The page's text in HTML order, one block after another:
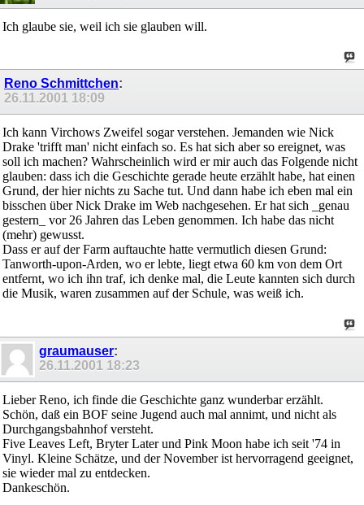
Ich glaube sie, weil ich sie glauben will.
Reno Schmittchen:
26.11.2001 18:09
Ich kann Virchows Zweifel sogar verstehen. Jemanden wie Nick
Drake 'trifft man' nicht einfach so. Es hat sich aber so ereignet, was
soll ich machen? Wahrscheinlich wird er mir auch das Folgende nicht
glauben: dass ich die Geschichte gerade heute erzählt habe, hat einen
Grund, der hier nichts zu Sache tut. Und dann habe ich eben mal ein
bisschen über Nick Drake im Web nachgesehen. Er hat sich _genau
gestern_ vor 26 Jahren das Leben genommen. Ich habe das nicht
(mehr) gewusst.
Dass er auf der Farm auftauchte hatte vermutlich diesen Grund:
Tanworth-upon-Arden, wo er lebte, liegt etwa 60 km von dem Ort
entfernt, wo ich ihn traf, ich denke mal, die Leute kannten sich durch
die Musik, waren zusammen auf der Schule, was weiß ich.
graumauser:
26.11.2001 18:23
Lieber Reno, ich finde die Geschichte ganz wunderbar erzählt.
Schön, daß ein BOF seine Jugend auch mal annimt, und nicht als
Durchgangsbahnhof versteht.
Five Leaves Left, Bryter Later und Pink Moon habe ich seit '74 in
Vinyl. Kleine Schätze, und der November ist hervorragend geeignet,
sie wieder mal zu entdecken.
Dankeschön.